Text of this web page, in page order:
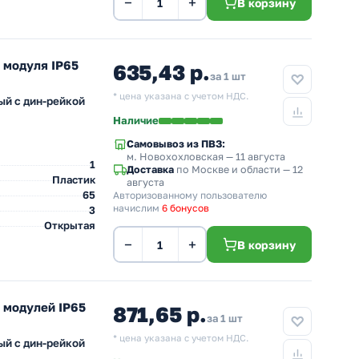
модуля IP65
с дин-рейкой
1
Пластик
65
3
Открытая
635,43 р.за 1 шт
* цена указана с учетом НДС.
Наличие
Самовывоз из ПВЗ:
м. Новохохловская — 11 августа
Доставка по Москве и области — 12
августа
Авторизованному пользователю
начислим 6 бонусов
− + В корзину
модулей IP65
с дин-рейкой
871,65 р.за 1 шт
* цена указана с учетом НДС.